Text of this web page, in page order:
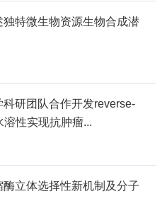
独特微生物资源生物合成潜
科研团队合作开发reverse-
性实现抗肿瘤...
酶立体选择性新机制及分子